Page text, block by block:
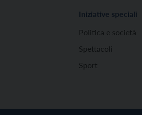
Iniziative speciali
Politica e società
Spettacoli
Sport